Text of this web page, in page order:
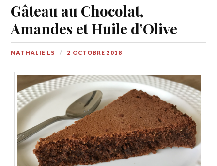
Gâteau au Chocolat,
Amandes et Huile d’Olive
NATHALIE LS 2 OCTOBRE 2018